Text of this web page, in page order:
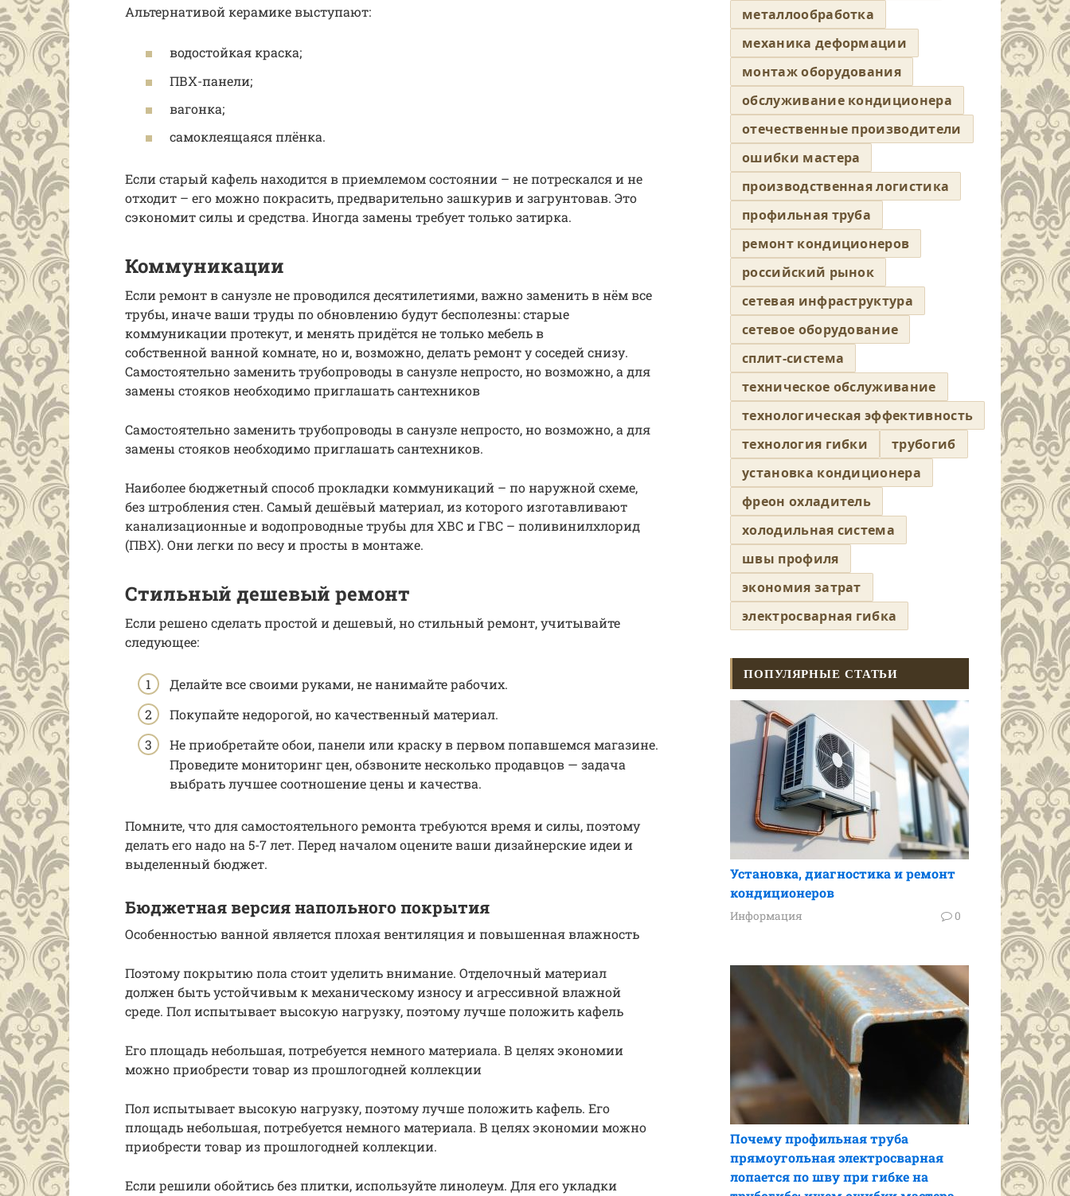
Альтернативой керамике выступают:
водостойкая краска;
ПВХ-панели;
вагонка;
самоклеящаяся плёнка.
Если старый кафель находится в приемлемом состоянии – не потрескался и не
отходит – его можно покрасить, предварительно зашкурив и загрунтовав. Это
сэкономит силы и средства. Иногда замены требует только затирка.
Коммуникации
Если ремонт в санузле не проводился десятилетиями, важно заменить в нём все
трубы, иначе ваши труды по обновлению будут бесполезны: старые
коммуникации протекут, и менять придётся не только мебель в
собственной ванной комнате, но и, возможно, делать ремонт у соседей снизу.
Самостоятельно заменить трубопроводы в санузле непросто, но возможно, а для
замены стояков необходимо приглашать сантехников
Самостоятельно заменить трубопроводы в санузле непросто, но возможно, а для
замены стояков необходимо приглашать сантехников.
Наиболее бюджетный способ прокладки коммуникаций – по наружной схеме,
без штробления стен. Самый дешёвый материал, из которого изготавливают
канализационные и водопроводные трубы для ХВС и ГВС – поливинилхлорид
(ПВХ). Они легки по весу и просты в монтаже.
Стильный дешевый ремонт
Если решено сделать простой и дешевый, но стильный ремонт, учитывайте
следующее:
Делайте все своими руками, не нанимайте рабочих.
Покупайте недорогой, но качественный материал.
Не приобретайте обои, панели или краску в первом попавшемся магазине.
Проведите мониторинг цен, обзвоните несколько продавцов — задача
выбрать лучшее соотношение цены и качества.
Помните, что для самостоятельного ремонта требуются время и силы, поэтому
делать его надо на 5-7 лет. Перед началом оцените ваши дизайнерские идеи и
выделенный бюджет.
Бюджетная версия напольного покрытия
Особенностью ванной является плохая вентиляция и повышенная влажность
Поэтому покрытию пола стоит уделить внимание. Отделочный материал
должен быть устойчивым к механическому износу и агрессивной влажной
среде. Пол испытывает высокую нагрузку, поэтому лучше положить кафель
Его площадь небольшая, потребуется немного материала. В целях экономии
можно приобрести товар из прошлогодней коллекции
Пол испытывает высокую нагрузку, поэтому лучше положить кафель. Его
площадь небольшая, потребуется немного материала. В целях экономии можно
приобрести товар из прошлогодней коллекции.
Если решили обойтись без плитки, используйте линолеум. Для его укладки
металлообработка
механика деформации
монтаж оборудования
обслуживание кондиционера
отечественные производители
ошибки мастера
производственная логистика
профильная труба
ремонт кондиционеров
российский рынок
сетевая инфраструктура
сетевое оборудование
сплит-система
техническое обслуживание
технологическая эффективность
технология гибки
трубогиб
установка кондиционера
фреон охладитель
холодильная система
швы профиля
экономия затрат
электросварная гибка
ПОПУЛЯРНЫЕ СТАТЬИ
Установка, диагностика и ремонт
кондиционеров
Информация 0
Почему профильная труба
прямоугольная электросварная
лопается по шву при гибке на